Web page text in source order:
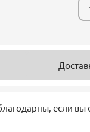
если вы